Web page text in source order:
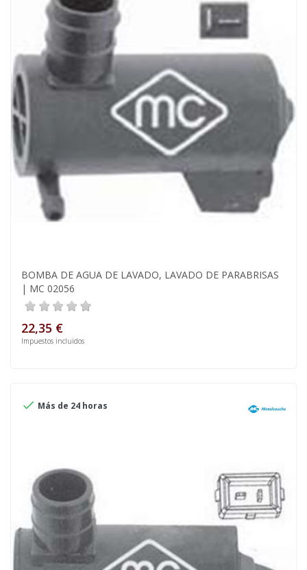
BOMBA DE AGUA DE LAVADO, LAVADO DE PARABRISAS
| MC 02056
22,35 €
Impuestos incluidos
 Más de 24 horas